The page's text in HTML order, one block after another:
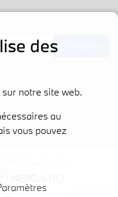
des
notre site web.
au
vous pouvez